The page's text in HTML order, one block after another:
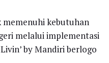
memenuhi kebutuhan
melalui implementasi
by Mandiri berlogo